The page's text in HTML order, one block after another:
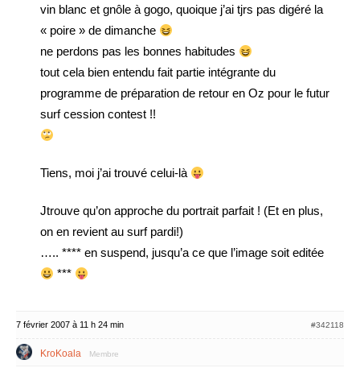
vin blanc et gnôle à gogo, quoique j’ai tjrs pas digéré la
« poire » de dimanche
ne perdons pas les bonnes habitudes
tout cela bien entendu fait partie intégrante du
programme de préparation de retour en Oz pour le futur
surf cession contest !!
Tiens, moi j’ai trouvé celui-là
Jtrouve qu’on approche du portrait parfait ! (Et en plus,
on en revient au surf pardi!)
….. **** en suspend, jusqu’a ce que l’image soit editée
***
7 février 2007 à 11 h 24 min #342118
KroKoala Membre